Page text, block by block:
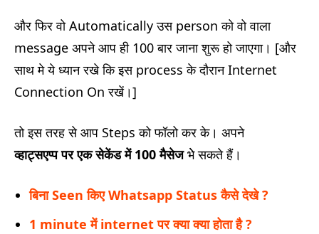
और फिर वो Automatically उस person को वो वाला
message अपने आप ही 100 बार जाना शुरू हो जाएगा। [और
साथ मे ये ध्यान रखे कि इस process के दौरान Internet
Connection On रखें।]
तो इस तरह से आप Steps को फॉलो कर के। अपने
व्हाट्सएप्पपर एक सेकेंड में 100 मैसेजभेे सकते हैं।
बिना Seen किए Whatsapp Status कैसे देखे ?
1 minute में internet पर क्या क्या होता है ?